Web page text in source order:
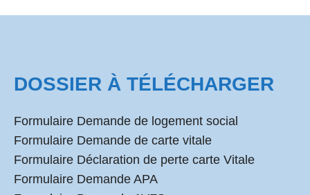
DOSSIER À TÉLÉCHARGER
Formulaire Demande de logement social
Formulaire Demande de carte vitale
Formulaire Déclaration de perte carte Vitale
Formulaire Demande APA